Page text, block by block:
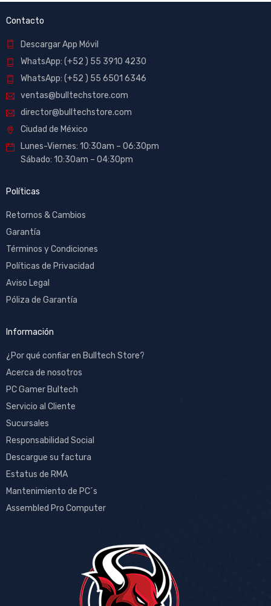
Contacto
Descargar App Móvil
WhatsApp: (+52 ) 55 3910 4230
WhatsApp: (+52 ) 55 6501 6346
ventas@bulltechstore.com
director@bulltechstore.com
Ciudad de México
Lunes-Viernes: 10:30am – 06:30pm
Sábado: 10:30am – 04:30pm
Políticas
Retornos & Cambios
Garantía
Términos y Condiciones
Políticas de Privacidad
Aviso Legal
Póliza de Garantía
Información
¿Por qué confiar en Bulltech Store?
Acerca de nosotros
PC Gamer Bultech
Servicio al Cliente
Sucursales
Responsabilidad Social
Descargue su factura
Estatus de RMA
Mantenimiento de PC´s
Assembled Pro Computer